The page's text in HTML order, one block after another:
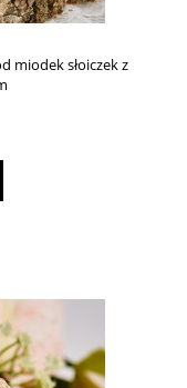
miodek słoiczek z